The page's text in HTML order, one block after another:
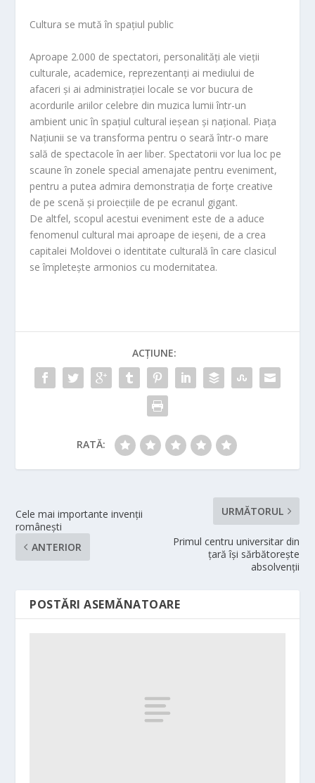
Cultura se mută în spațiul public
Aproape 2.000 de spectatori, personalități ale vieții
culturale, academice, reprezentanți ai mediului de
afaceri și ai administrației locale se vor bucura de
acordurile ariilor celebre din muzica lumii într-un
ambient unic în spațiul cultural ieșean și național. Piața
Națiunii se va transforma pentru o seară într-o mare
sală de spectacole în aer liber. Spectatorii vor lua loc pe
scaune în zonele special amenajate pentru eveniment,
pentru a putea admira demonstrația de forțe creative
de pe scenă și proiecțiile de pe ecranul gigant.
De altfel, scopul acestui eveniment este de a aduce
fenomenul cultural mai aproape de ieșeni, de a crea
capitalei Moldovei o identitate culturală în care clasicul
se împletește armonios cu modernitatea.
ACȚIUNE:
RATĂ:
Cele mai importante invenții
românești
ANTERIOR
URMĂTORUL
Primul centru universitar din
țară își sărbătorește
absolvenții
POSTĂRI ASEMĂNATOARE